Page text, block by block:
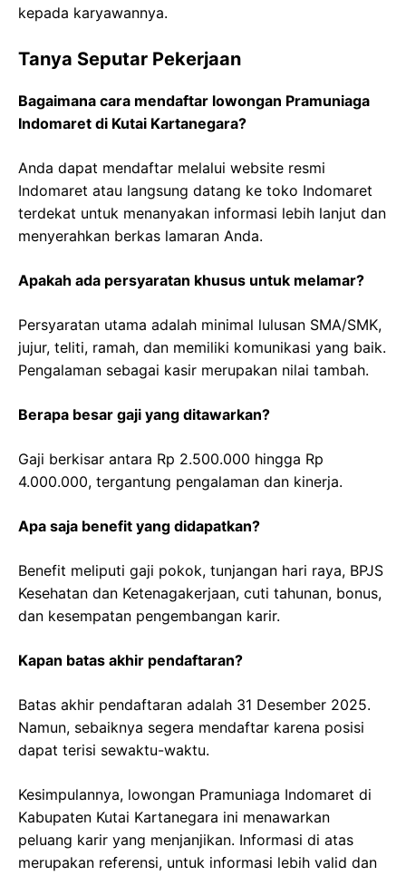
kepada karyawannya.
Tanya Seputar Pekerjaan
Bagaimana cara mendaftar lowongan Pramuniaga
Indomaret di Kutai Kartanegara?
Anda dapat mendaftar melalui website resmi
Indomaret atau langsung datang ke toko Indomaret
terdekat untuk menanyakan informasi lebih lanjut dan
menyerahkan berkas lamaran Anda.
Apakah ada persyaratan khusus untuk melamar?
Persyaratan utama adalah minimal lulusan SMA/SMK,
jujur, teliti, ramah, dan memiliki komunikasi yang baik.
Pengalaman sebagai kasir merupakan nilai tambah.
Berapa besar gaji yang ditawarkan?
Gaji berkisar antara Rp 2.500.000 hingga Rp
4.000.000, tergantung pengalaman dan kinerja.
Apa saja benefit yang didapatkan?
Benefit meliputi gaji pokok, tunjangan hari raya, BPJS
Kesehatan dan Ketenagakerjaan, cuti tahunan, bonus,
dan kesempatan pengembangan karir.
Kapan batas akhir pendaftaran?
Batas akhir pendaftaran adalah 31 Desember 2025.
Namun, sebaiknya segera mendaftar karena posisi
dapat terisi sewaktu-waktu.
Kesimpulannya, lowongan Pramuniaga Indomaret di
Kabupaten Kutai Kartanegara ini menawarkan
peluang karir yang menjanjikan. Informasi di atas
merupakan referensi, untuk informasi lebih valid dan